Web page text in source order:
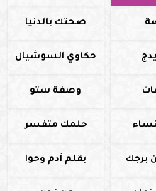
صحتك بالدنيا
حكاوي السوشيال
وصفة ستو
حلمك متفسر
برجك بقلم آدم وحوا